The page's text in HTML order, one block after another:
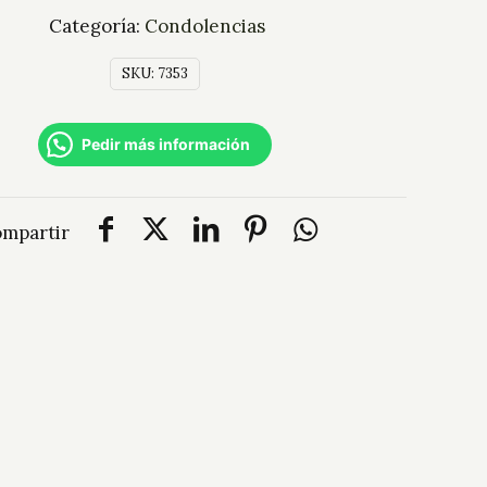
SKU: 7353
Categoría: Condolencias
Pedir más información